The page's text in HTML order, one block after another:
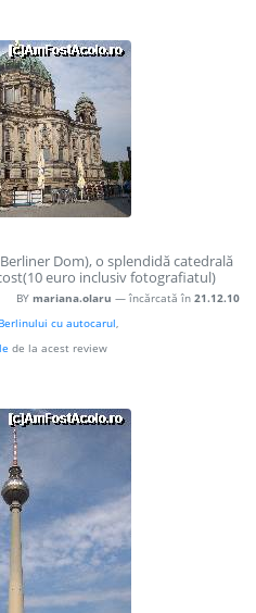
Dom), o splendidă catedrală
euro inclusiv fotografiatul)
BY mariana.olaru — încărcată în 21.12.10
cu autocarul,
de la acest review